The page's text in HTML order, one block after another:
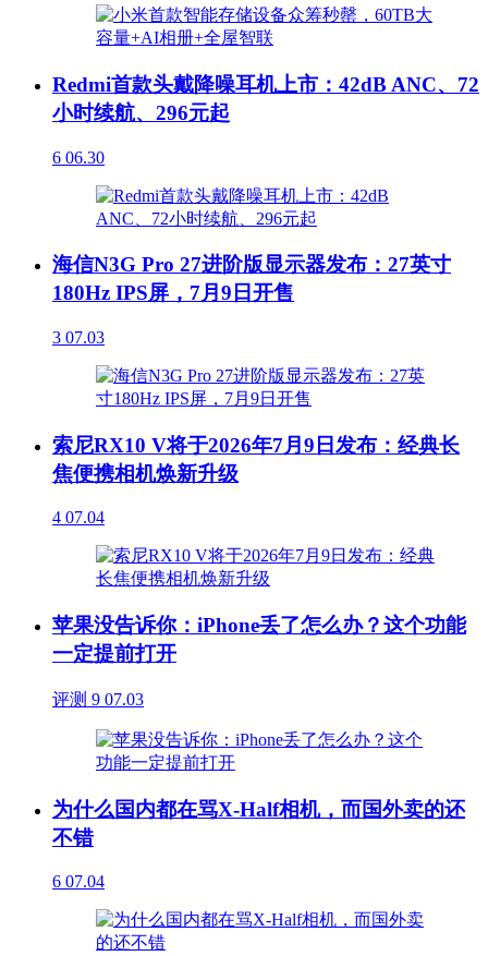
Redmi首款头戴降噪耳机上市：42dB ANC、72
小时续航、296元起
6 06.30
海信N3G Pro 27进阶版显示器发布：27英寸
180Hz IPS屏，7月9日开售
3 07.03
索尼RX10 V将于2026年7月9日发布：经典长
焦便携相机焕新升级
4 07.04
苹果没告诉你：iPhone丢了怎么办？这个功能
一定提前打开
评测 9 07.03
为什么国内都在骂X-Half相机，而国外卖的还
不错
6 07.04